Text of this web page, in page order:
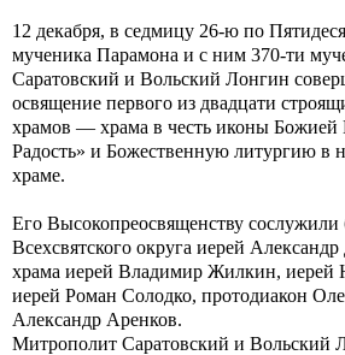
12 декабря, в седмицу 26-ю по
мученика Парамона и с ним 370-ти
Саратовский и Вольский Лонгин
освящение первого из двадцати
храмов — храма в честь иконы Божией
Радость» и Божественную литургию в
храме.
Его Высокопреосвященству
Всехсвятского округа иерей
храма иерей Владимир Жилкин, иерей
иерей Роман Солодко, протодиакон
Александр Аренков.
Митрополит Саратовский и Вольский